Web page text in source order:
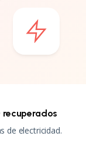
recuperados
de electricidad.